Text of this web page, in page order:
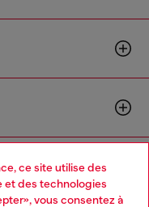
ce site utilise des
et des technologies
vous consentez à